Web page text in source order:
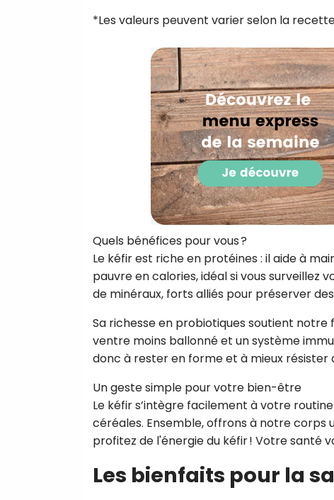
*Les valeurs peuvent varier selon la
Quels bénéfices pour vous ?
Le kéfir est riche en protéines : il aide à
pauvre en calories, idéal si vous surveillez
de minéraux, forts alliés pour préserver
Sa richesse en probiotiques soutient notre
ventre moins ballonné et un système
donc à rester en forme et à mieux résister
Un geste simple pour votre bien-être
Le kéfir s’intègre facilement à votre
céréales. Ensemble, offrons à notre corps
profitez de l'énergie du kéfir ! Votre santé
Les bienfaits pour la